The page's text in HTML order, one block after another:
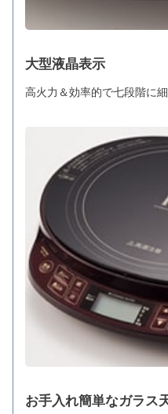
大型液晶表示
高火力＆効率的で七段階に
お手入れ簡単なガラス